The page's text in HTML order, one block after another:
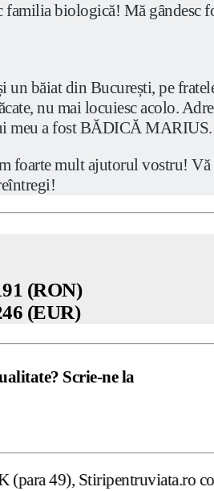
familia biologică! Mă
băiat din București, pe
nu mai locuiesc acolo.
meu a fost BĂDICĂ MARIUS.
foarte mult ajutorul vostru!
(RON)
(EUR)
Scrie-ne la
consideră că